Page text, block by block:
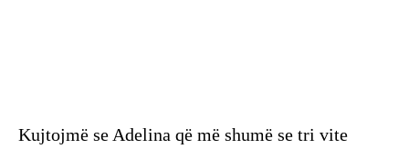
Kujtojmë se Adelina që më shumë se tri vite